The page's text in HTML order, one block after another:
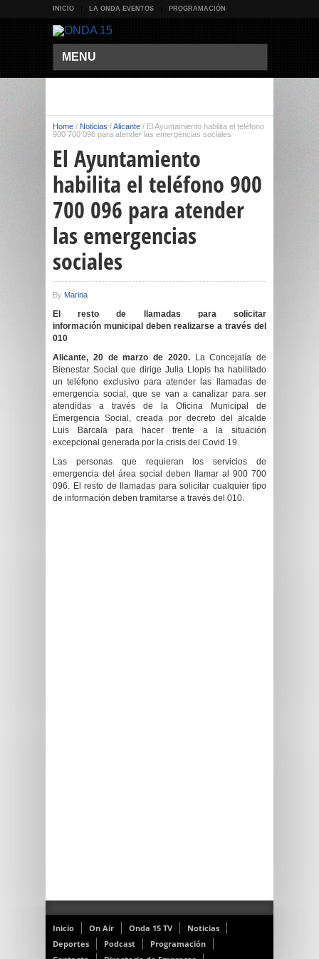
INICIO LA ONDA EVENTOS PROGRAMACIÓN
MENU
Home / Noticias /Alicante / El Ayuntamiento habilita el teléfono
900 700 096 para atender las emergencias sociales
El Ayuntamiento
habilita el teléfono 900
700 096 para atender
las emergencias
sociales
By Marina
El resto de llamadas para solicitar
información municipal deben realizarse a través del
010
Alicante, 20demarzo de 2020.
La Concejalía de
Bienestar Social que dirige Julia Llopis ha habilitado
un teléfono exclusivo para atender las llamadas de
emergencia social, que se van a canalizar para ser
atendidas a través de la Oficina Municipal de
Emergencia Social, creada por decreto del alcalde
Luis Barcala para hacer frente a la situación
excepcional generada por la crisis del Covid 19.
Las personas que requieran los servicios de
emergencia del área social deben llamar al 900 700
096. El resto de llamadas para solicitar cualquier tipo
de información deben tramitarse a través del 010.
Inicio On Air Onda 15 TV
Noticias
Deportes
Podcast
Programación